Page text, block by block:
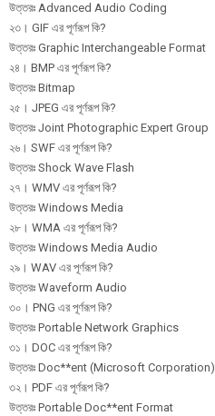
উত্তরঃ Advanced Audio Coding
২৩। GIF এর পূর্ণরূপ কি?
উত্তরঃ Graphic Interchangeable Format
২৪। BMP এর পূর্ণরূপ কি?
উত্তরঃ Bitmap
২৫। JPEG এর পূর্ণরূপ কি?
উত্তরঃ Joint Photographic Expert Group
২৬। SWF এর পূর্ণরূপ কি?
উত্তরঃ Shock Wave Flash
২৭। WMV এর পূর্ণরূপ কি?
উত্তরঃ Windows Media
২৮। WMA এর পূর্ণরূপ কি?
উত্তরঃ Windows Media Audio
২৯। WAV এর পূর্ণরূপ কি?
উত্তরঃ Waveform Audio
৩০। PNG এর পূর্ণরূপ কি?
উত্তরঃ Portable Network Graphics
৩১। DOC এর পূর্ণরূপ কি?
উত্তরঃ Doc**ent (Microsoft Corporation)
৩২। PDF এর পূর্ণরূপ কি?
উত্তরঃ Portable Doc**ent Format